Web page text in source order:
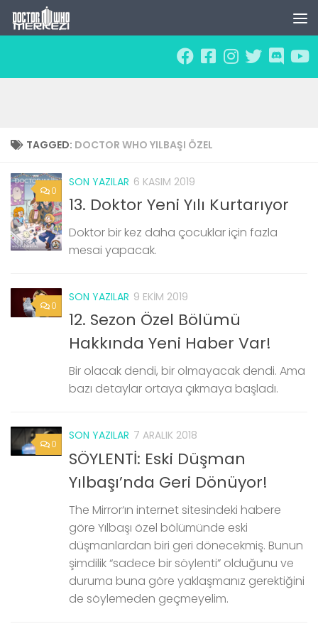
Skip to content
TAGGED: DOCTOR WHO YILBAŞI ÖZEL
0
SON YAZILAR 6 KASIM 2019
13. Doktor Yeni Yılı Kurtarıyor
Doktor bir kez daha çocuklar için fazla
mesai yapacak.
0
SON YAZILAR 9 EKIM 2019
12. Sezon Özel Bölümü
Hakkında Yeni Haber Var!
Bir olacak dendi, bir olmayacak dendi. Ama
bazı detaylar ortaya çıkmaya başladı.
0
SON YAZILAR 7 ARALIK 2018
SÖYLENTİ: Eski Düşman
Yılbaşı’nda Geri Dönüyor!
The Mirror‘ın internet sitesindeki habere
göre Yılbaşı özel bölümünde eski
düşmanlardan biri geri dönecekmiş. Bunun
şimdilik “sadece bir söylenti” olduğunu ve
duruma buna göre yaklaşmanız gerektiğini
de söylemeden geçmeyelim.